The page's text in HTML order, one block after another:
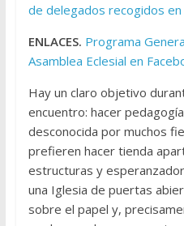
de delegados recogidos en
ENLACES. Programa
Asamblea Eclesial en
Hay un claro objetivo
encuentro: hacer
desconocida por muchos
prefieren hacer tienda
estructuras y
una Iglesia de puertas
sobre el papel y,